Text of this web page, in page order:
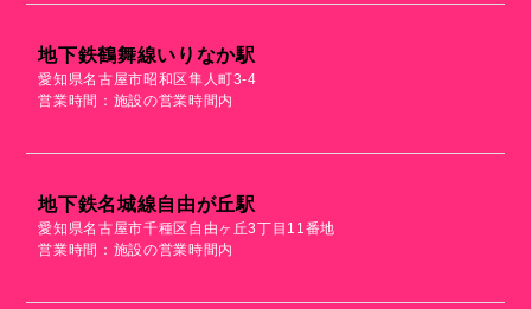
地下鉄鶴舞線いりなか駅
愛知県名古屋市昭和区隼人町3-4
営業時間：施設の営業時間内
地下鉄名城線自由が丘駅
愛知県名古屋市千種区自由ヶ丘3丁目11番地
営業時間：施設の営業時間内